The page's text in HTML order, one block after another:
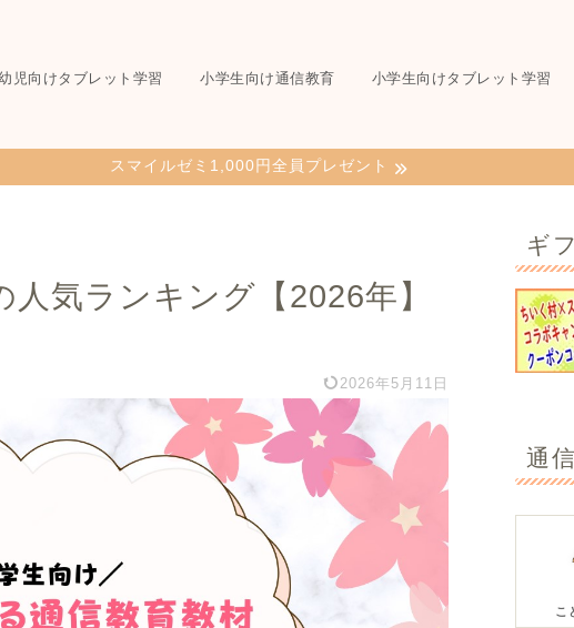
児向けタブレット学習 小学生向け通信教育 小学生向けタブレット学習
スマイルゼミ1,000円全員プレゼント
気ランキング【2026年】
2026年5月11日
ギ
通
こ